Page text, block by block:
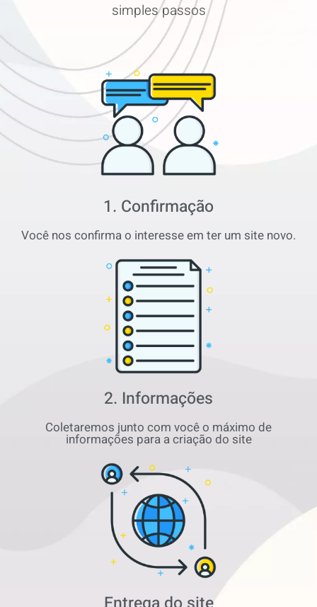
simples passos
1. Confirmação
Você nos confirma o interesse em ter um site novo.
2. Informações
Coletaremos junto com você o máximo de
informações para a criação do site